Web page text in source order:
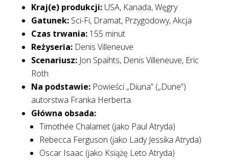
Kraj(e) produkcji:USA, Kanada, Węgry
Gatunek:Sci-Fi, Dramat, Przygodowy, Akcja
Czas trwania:155 minut
Reżyseria:Denis Villeneuve
Scenariusz:Jon Spaihts, Denis Villeneuve, Eric
Roth
Na podstawie:Powieści „Diuna” („Dune”)
autorstwa Franka Herberta.
Główna obsada:
Timothée Chalamet (jako Paul Atryda)
Rebecca Ferguson (jako Lady Jessika Atryda)
Oscar Isaac (jako Książę Leto Atryda)